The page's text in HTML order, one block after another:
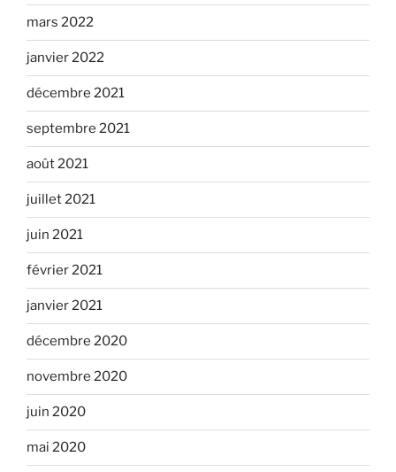
mars 2022
janvier 2022
décembre 2021
septembre 2021
août 2021
juillet 2021
juin 2021
février 2021
janvier 2021
décembre 2020
novembre 2020
juin 2020
mai 2020